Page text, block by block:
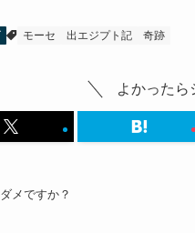
モーセ 出エジプト記 奇跡
よかったら
メですか？